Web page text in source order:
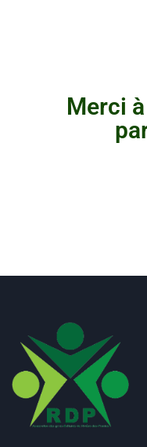
Merci